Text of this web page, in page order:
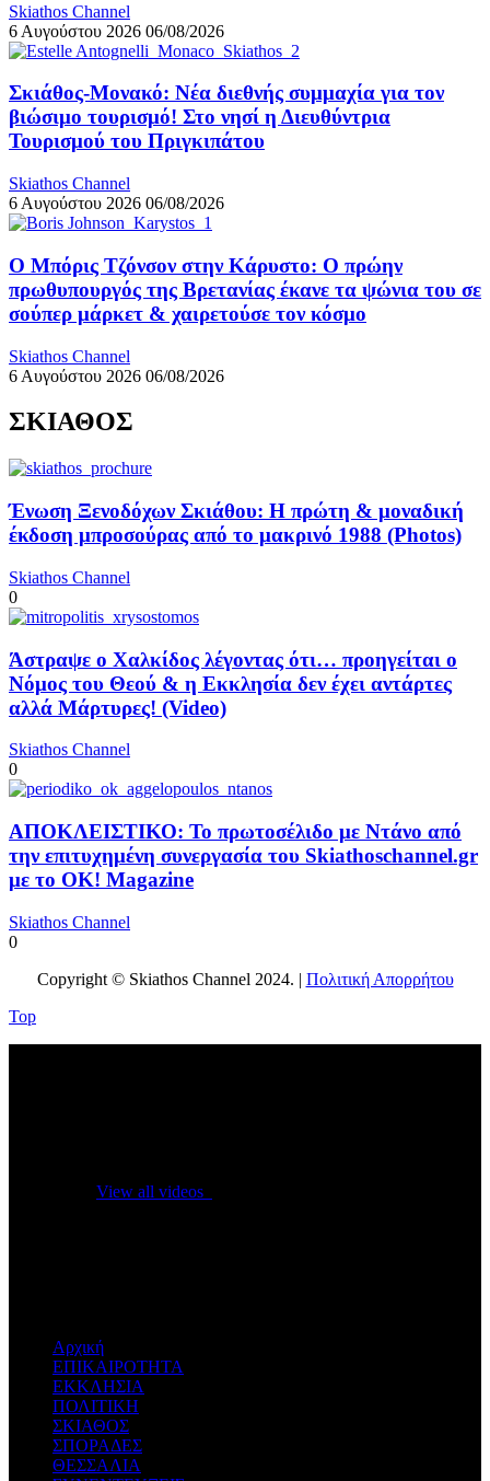
Skiathos Channel
6 Αυγούστου 2026 06/08/2026
Σκιάθος-Μονακό: Νέα διεθνής συμμαχία για τον
βιώσιμο τουρισμό! Στο νησί η Διευθύντρια
Τουρισμού του Πριγκιπάτου
Skiathos Channel
6 Αυγούστου 2026 06/08/2026
Ο Μπόρις Τζόνσον στην Κάρυστο: Ο πρώην
πρωθυπουργός της Βρετανίας έκανε τα ψώνια του σε
σούπερ μάρκετ & χαιρετούσε τον κόσμο
Skiathos Channel
6 Αυγούστου 2026 06/08/2026
ΣΚΙΑΘΟΣ
Ένωση Ξενοδόχων Σκιάθου: Η πρώτη & μοναδική
έκδοση μπροσούρας από το μακρινό 1988 (Photos)
Skiathos Channel
0
Άστραψε ο Χαλκίδος λέγοντας ότι… προηγείται ο
Νόμος του Θεού & η Εκκλησία δεν έχει αντάρτες
αλλά Μάρτυρες! (Video)
Skiathos Channel
0
ΑΠΟΚΛΕΙΣΤΙΚΟ: Το πρωτοσέλιδο με Ντάνο από
την επιτυχημένη συνεργασία του Skiathoschannel.gr
με το OK! Magazine
Skiathos Channel
0
Copyright © Skiathos Channel 2024. | Πολιτική Απορρήτου
Top
View all videos
Αρχική
ΕΠΙΚΑΙΡΟΤΗΤΑ
ΕΚΚΛΗΣΙΑ
ΠΟΛΙΤΙΚΗ
ΣΚΙΑΘΟΣ
ΣΠΟΡΑΔΕΣ
ΘΕΣΣΑΛΙΑ